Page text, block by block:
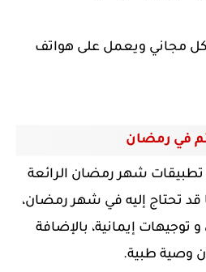
مجاني ويعمل على هواتف
تطبيقات شهر رمضان الرائعة
قد تحتاج إليه في شهر رمضان،
توجيهات إيمانية، بالإضافة
وصية طبية.